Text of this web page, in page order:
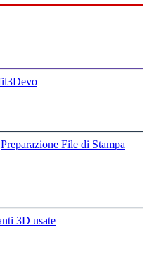
3Devo
Preparazione File di Stampa
3D usate